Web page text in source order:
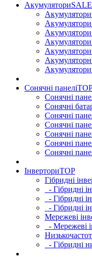
АкумуляториSALE
Сонячні панелі
Сонячні
Сонячні
Сонячні
Сонячні
Сонячні
Сонячні
Сонячні
ІнверториTOP
Гібридні
- Гібридні
- Гібридні
- Гібридні
Мережеві
- Мережеві
- Гібридні